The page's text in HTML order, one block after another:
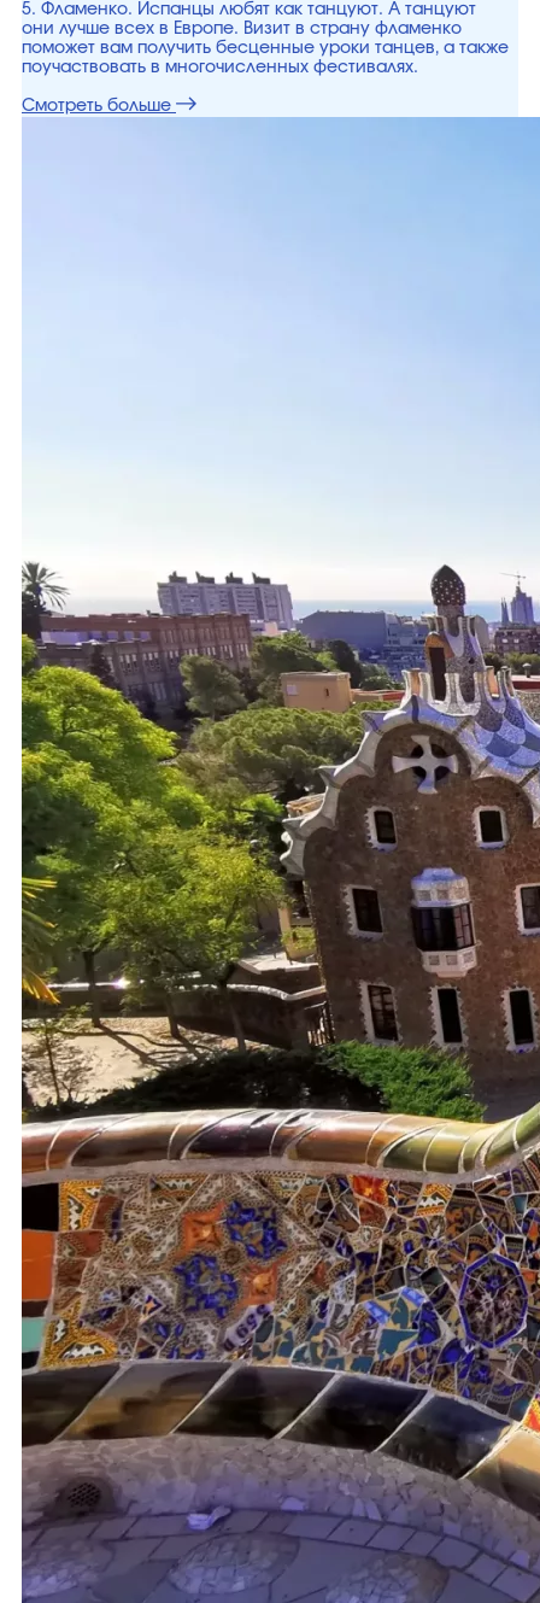
5. Фламенко. Испанцы любят как танцуют. А танцуют
они лучше всех в Европе. Визит в страну фламенко
поможет вам получить бесценные уроки танцев, а также
поучаствовать в многочисленных фестивалях.
Смотреть больше